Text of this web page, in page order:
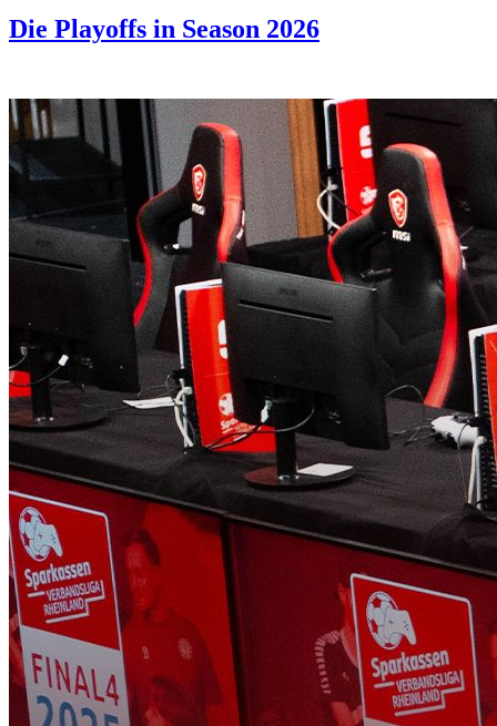
Die Playoffs in Season 2026